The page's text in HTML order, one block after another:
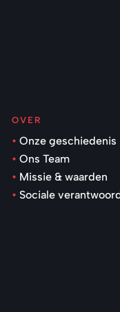
OVER
Onze geschiedenis
Ons Team
Missie & waarden
Sociale